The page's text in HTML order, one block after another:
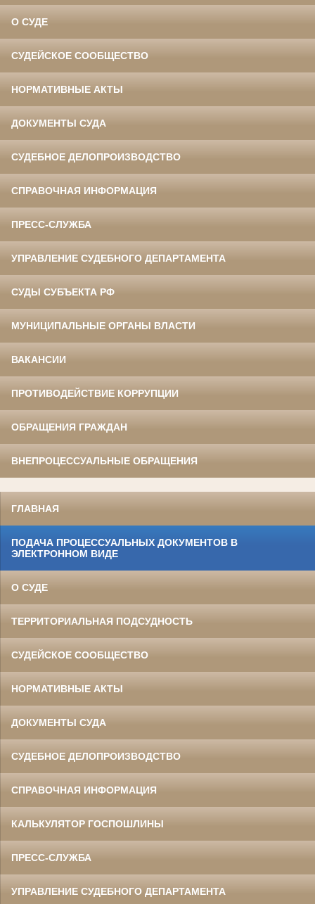
О СУДЕ
СУДЕЙСКОЕ СООБЩЕСТВО
НОРМАТИВНЫЕ АКТЫ
ДОКУМЕНТЫ СУДА
СУДЕБНОЕ ДЕЛОПРОИЗВОДСТВО
СПРАВОЧНАЯ ИНФОРМАЦИЯ
ПРЕСС-СЛУЖБА
УПРАВЛЕНИЕ СУДЕБНОГО ДЕПАРТАМЕНТА
СУДЫ СУБЪЕКТА РФ
МУНИЦИПАЛЬНЫЕ ОРГАНЫ ВЛАСТИ
ВАКАНСИИ
ПРОТИВОДЕЙСТВИЕ КОРРУПЦИИ
ОБРАЩЕНИЯ ГРАЖДАН
ВНЕПРОЦЕССУАЛЬНЫЕ ОБРАЩЕНИЯ
ГЛАВНАЯ
ПОДАЧА ПРОЦЕССУАЛЬНЫХ ДОКУМЕНТОВ В
ЭЛЕКТРОННОМ ВИДЕ
О СУДЕ
ТЕРРИТОРИАЛЬНАЯ ПОДСУДНОСТЬ
СУДЕЙСКОЕ СООБЩЕСТВО
НОРМАТИВНЫЕ АКТЫ
ДОКУМЕНТЫ СУДА
СУДЕБНОЕ ДЕЛОПРОИЗВОДСТВО
СПРАВОЧНАЯ ИНФОРМАЦИЯ
КАЛЬКУЛЯТОР ГОСПОШЛИНЫ
ПРЕСС-СЛУЖБА
УПРАВЛЕНИЕ СУДЕБНОГО ДЕПАРТАМЕНТА